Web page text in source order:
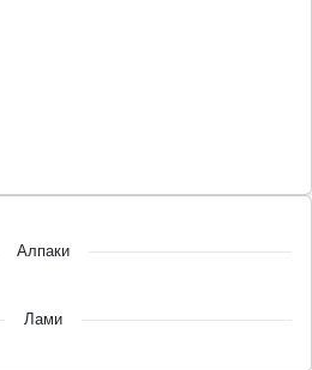
Алпаки
Лами